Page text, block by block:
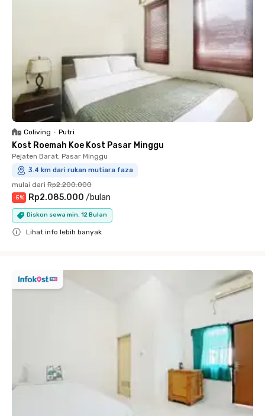
Coliving • Putri
Kost Roemah Koe Kost Pasar Minggu
Pejaten Barat, Pasar Minggu
3.4 km dari rukan mutiara faza
mulai dari Rp2.200.000
-5% Rp2.085.000 /bulan
Diskon sewa min. 12 Bulan
Lihat info lebih banyak